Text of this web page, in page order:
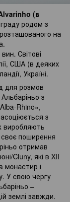
(в
родом з
розташованого на
Світові
США (в деяких
Україні.
для розмов
з
Rhino»,
з
виробляють
поширення
отримав
Cluny, які в XII
монастир і
У свою чергу
–
землі завжди.